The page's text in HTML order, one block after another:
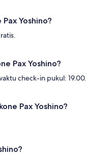
Yoshino?
Pax Yoshino?
check-in pukul: 19.00.
Pax Yoshino?